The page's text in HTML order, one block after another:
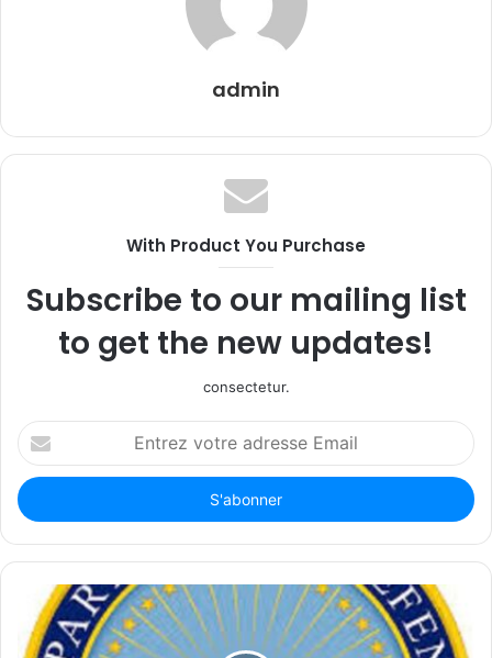
admin
With Product You Purchase
Subscribe to our mailing list
to get the new updates!
consectetur.
Entrez
votre
adresse
Email